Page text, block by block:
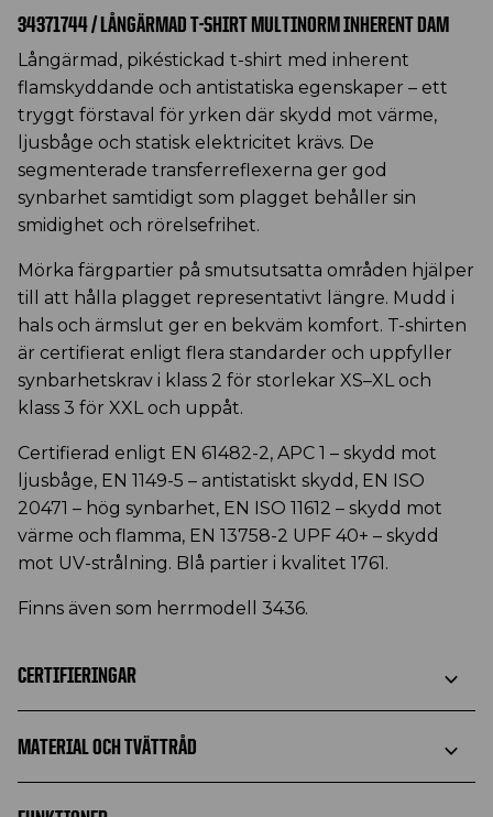
34371744 / LÅNGÄRMAD T-SHIRT MULTINORM INHERENT DAM
Långärmad, pikéstickad t-shirt med inherent
flamskyddande och antistatiska egenskaper – ett
tryggt förstaval för yrken där skydd mot värme,
ljusbåge och statisk elektricitet krävs. De
segmenterade transferreflexerna ger god
synbarhet samtidigt som plagget behåller sin
smidighet och rörelsefrihet.
Mörka färgpartier på smutsutsatta områden hjälper
till att hålla plagget representativt längre. Mudd i
hals och ärmslut ger en bekväm komfort. T-shirten
är certifierat enligt flera standarder och uppfyller
synbarhetskrav i klass 2 för storlekar XS–XL och
klass 3 för XXL och uppåt.
Certifierad enligt EN 61482-2, APC 1 – skydd mot
ljusbåge, EN 1149-5 – antistatiskt skydd, EN ISO
20471 – hög synbarhet, EN ISO 11612 – skydd mot
värme och flamma, EN 13758-2 UPF 40+ – skydd
mot UV-strålning. Blå partier i kvalitet 1761.
Finns även som herrmodell 3436.
CERTIFIERINGAR
MATERIAL OCH TVÄTTRÅD